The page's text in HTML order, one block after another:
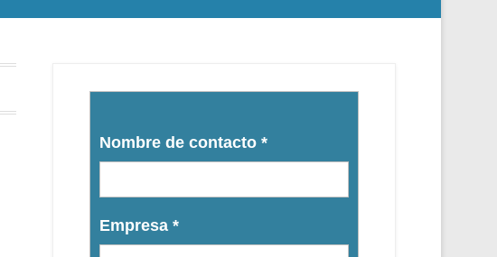
Nombre de contacto *
Empresa *